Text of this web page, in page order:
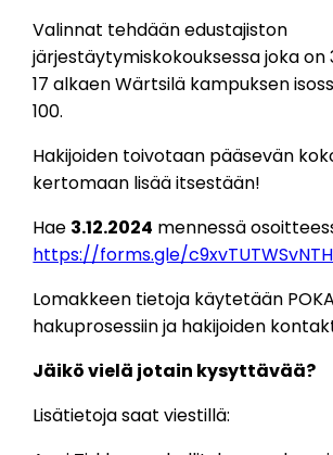
Valinnat tehdään edustajiston
järjestäytymiskokouksessa joka on
17 alkaen Wärtsilä kampuksen
100.
Hakijoiden toivotaan pääsevän
kertomaan lisää itsestään!
Hae 3.12.2024 mennessä
https://forms.gle/
Lomakkeen tietoja käytetään
hakuprosessiin ja hakijoiden
Jäikö vielä jotain kysyttävää?
Lisätietoja saat viestillä: